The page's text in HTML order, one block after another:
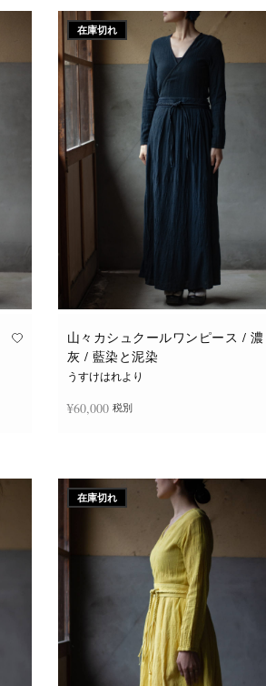
在庫切れ
山々カシュクールワンピース / 濃
灰 / 藍染と泥染
うすけはれより
¥60,000 税別
在庫切れ